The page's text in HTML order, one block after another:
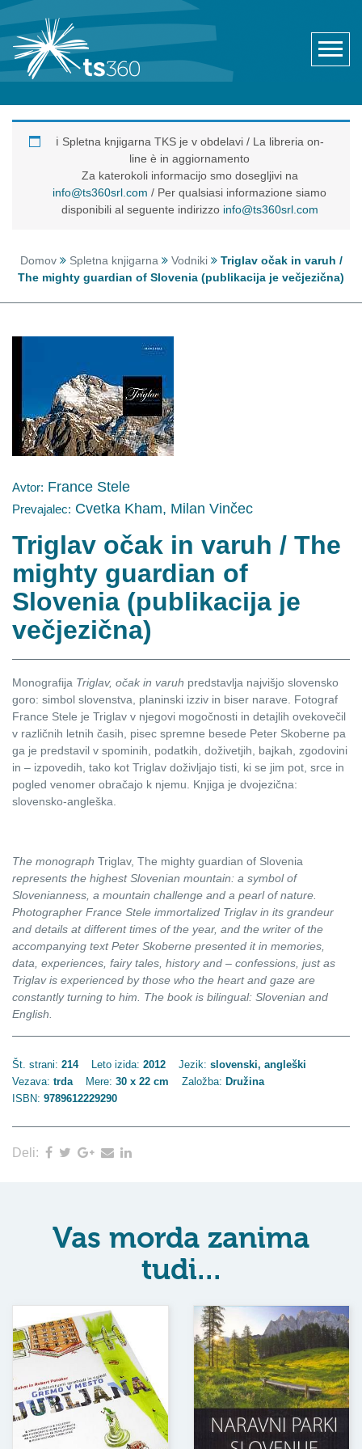
ℹ️ Spletna knjigarna TKS je v obdelavi / La libreria on-
line è in aggiornamento
Za katerokoli informacijo smo dosegljivi na
info@ts360srl.com / Per qualsiasi informazione siamo
disponibili al seguente indirizzo info@ts360srl.com
Domov Spletna knjigarna Vodniki
Triglav očak in varuh /
The mighty guardian of Slovenia (publikacija je večjezična)
Avtor: France Stele
Prevajalec: Cvetka Kham, Milan Vinčec
Triglav očak in varuh / The
mighty guardian of
Slovenia (publikacija je
večjezična)
Monografija Triglav, očak in varuh predstavlja najvišjo slovensko
goro: simbol slovenstva, planinski izziv in biser narave. Fotograf
France Stele je Triglav v njegovi mogočnosti in detajlih ovekovečil
v različnih letnih časih, pisec spremne besede Peter Skoberne pa
ga je predstavil v spominih, podatkih, doživetjih, bajkah, zgodovini
in – izpovedih, tako kot Triglav doživljajo tisti, ki se jim pot, srce in
pogled venomer obračajo k njemu. Knjiga je dvojezična:
slovensko-angleška.
The monograph Triglav, The mighty guardian of Slovenia
represents the highest Slovenian mountain: a symbol of
Slovenianness, a mountain challenge and a pearl of nature.
Photographer France Stele immortalized Triglav in its grandeur
and details at different times of the year, and the writer of the
accompanying text Peter Skoberne presented it in memories,
data, experiences, fairy tales, history and – confessions, just as
Triglav is experienced by those who the heart and gaze are
constantly turning to him. The book is bilingual: Slovenian and
English.
Št. strani: 214 Leto izida: 2012 Jezik: slovenski, angleški
Vezava: trda Mere: 30 x 22 cm Založba: Družina
ISBN: 9789612229290
Deli:
Vas morda zanima
tudi...